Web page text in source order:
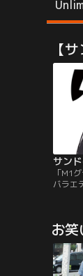
【
サン
「M1
バラエ
す“街
無茶
は続け
お